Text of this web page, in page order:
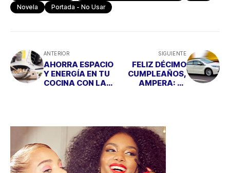
Novela
Portada - No Usar
ANTERIOR
AHORRA ESPACIO
Y ENERGÍA EN TU
COCINA CON LA
SIGUIENTE
FELIZ DÉCIMO
CUMPLEAÑOS,
AMPERA: EL